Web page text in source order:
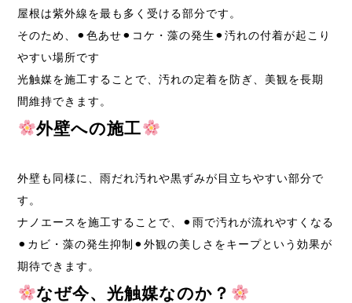
屋根は紫外線を最も多く受ける部分です。
そのため、⚫︎色あせ⚫︎コケ・藻の発生⚫︎汚れの付着が起こり
やすい場所です
光触媒を施工することで、汚れの定着を防ぎ、美観を長期
間維持できます。
外壁への施工
外壁も同様に、雨だれ汚れや黒ずみが目立ちやすい部分で
す。
ナノエースを施工することで、⚫︎雨で汚れが流れやすくなる
⚫︎カビ・藻の発生抑制⚫︎外観の美しさをキープという効果が
期待できます。
なぜ今、光触媒なのか？